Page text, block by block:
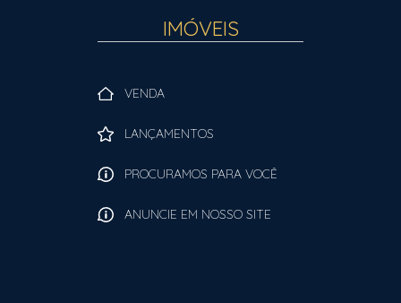
IMÓVEIS
VENDA
LANÇAMENTOS
PROCURAMOS PARA VOCÊ
ANUNCIE EM NOSSO SITE